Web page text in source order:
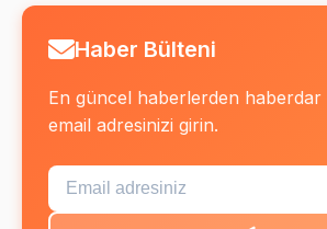
Haber Bülteni
En güncel haberlerden haberdar
email adresinizi girin.